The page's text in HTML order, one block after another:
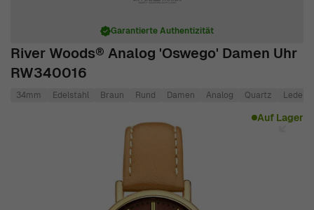
River Woods® Analog 'Oswego' Damen Uhr
RW340016
Garantierte Authentizität
34mm Edelstahl Braun Rund Damen Analog Quartz Leder
Auf Lager